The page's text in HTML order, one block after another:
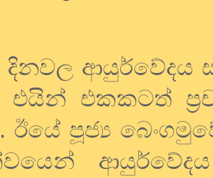
ආයුර්වේදය
එයින් එකකටත්
ඊයේ පූජ්‍ය